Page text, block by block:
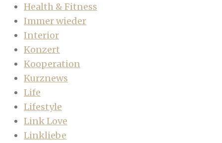
Health & Fitness
Immer wieder
Interior
Konzert
Kooperation
Kurznews
Life
Lifestyle
Link Love
Linkliebe